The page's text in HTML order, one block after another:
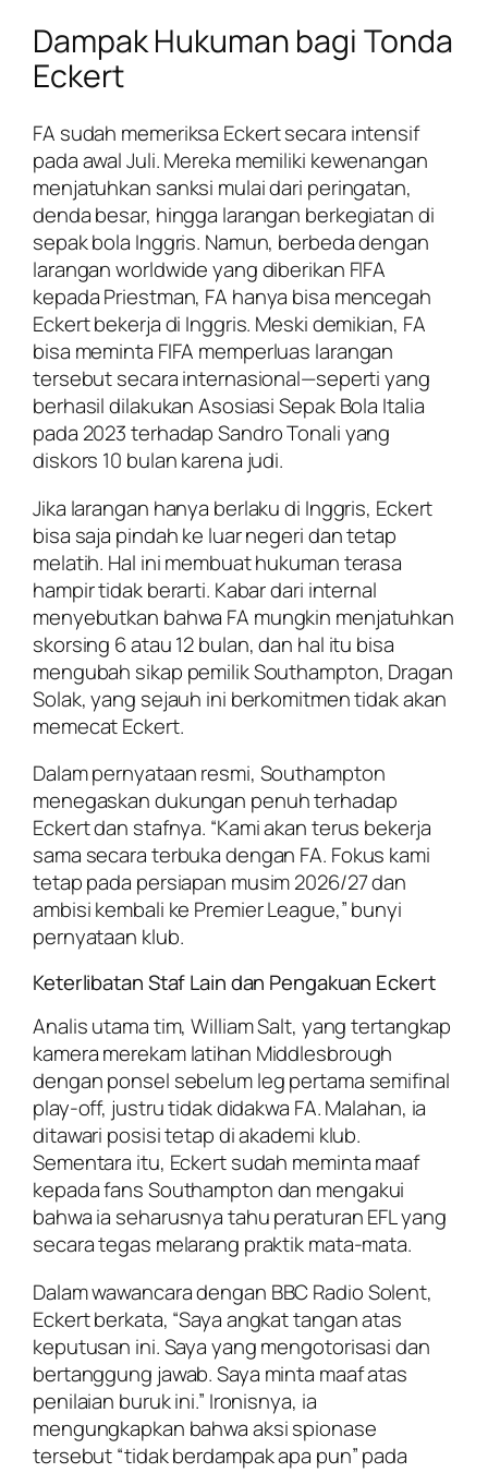
Dampak Hukuman bagi Tonda
Eckert
FA sudah memeriksa Eckert secara intensif
pada awal Juli. Mereka memiliki kewenangan
menjatuhkan sanksi mulai dari peringatan,
denda besar, hingga larangan berkegiatan di
sepak bola Inggris. Namun, berbeda dengan
larangan worldwide yang diberikan FIFA
kepada Priestman, FA hanya bisa mencegah
Eckert bekerja di Inggris. Meski demikian, FA
bisa meminta FIFA memperluas larangan
tersebut secara internasional—seperti yang
berhasil dilakukan Asosiasi Sepak Bola Italia
pada 2023 terhadap Sandro Tonali yang
diskors 10 bulan karena judi.
Jika larangan hanya berlaku di Inggris, Eckert
bisa saja pindah ke luar negeri dan tetap
melatih. Hal ini membuat hukuman terasa
hampir tidak berarti. Kabar dari internal
menyebutkan bahwa FA mungkin menjatuhkan
skorsing 6 atau 12 bulan, dan hal itu bisa
mengubah sikap pemilik Southampton, Dragan
Solak, yang sejauh ini berkomitmen tidak akan
memecat Eckert.
Dalam pernyataan resmi, Southampton
menegaskan dukungan penuh terhadap
Eckert dan stafnya. “Kami akan terus bekerja
sama secara terbuka dengan FA. Fokus kami
tetap pada persiapan musim 2026/27 dan
ambisi kembali ke Premier League,” bunyi
pernyataan klub.
Keterlibatan Staf Lain dan Pengakuan Eckert
Analis utama tim, William Salt, yang tertangkap
kamera merekam latihan Middlesbrough
dengan ponsel sebelum leg pertama semifinal
play-off, justru tidak didakwa FA. Malahan, ia
ditawari posisi tetap di akademi klub.
Sementara itu, Eckert sudah meminta maaf
kepada fans Southampton dan mengakui
bahwa ia seharusnya tahu peraturan EFL yang
secara tegas melarang praktik mata-mata.
Dalam wawancara dengan BBC Radio Solent,
Eckert berkata, “Saya angkat tangan atas
keputusan ini. Saya yang mengotorisasi dan
bertanggung jawab. Saya minta maaf atas
penilaian buruk ini.” Ironisnya, ia
mengungkapkan bahwa aksi spionase
tersebut “tidak berdampak apa pun” pada